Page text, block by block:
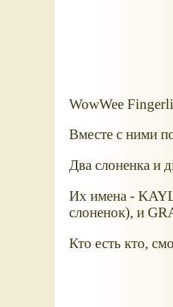
WowWee
Вместе с ними
Два слоненка и
Их имена -
слоненок), и
Кто есть кто,